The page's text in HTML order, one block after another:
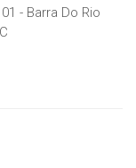
- Barra Do Rio